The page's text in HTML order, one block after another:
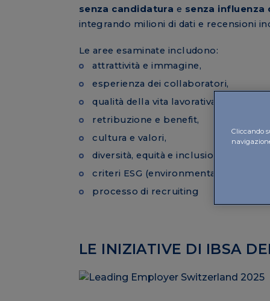
senza candidatura e senza
integrando milioni di dati e recensioni
Le aree esaminate includono:
attrattività e immagine,
esperienza dei collaboratori,
qualità della vita lavorativa,
retribuzione e benefit,
cultura e valori,
diversità, equità e inclusione,
criteri ESG (environmental, social,
processo di recruiting
LE INIZIATIVE DI IBSA
Cliccando